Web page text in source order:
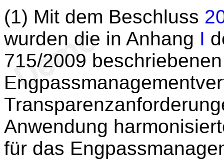
(1) Mit dem Beschluss
wurden die in Anhang I
715/2009 beschriebenen
Anwendung
für das